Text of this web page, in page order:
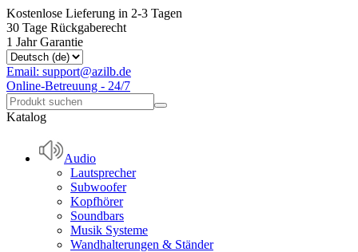
Kostenlose Lieferung in 2-3 Tagen
30 Tage Rückgaberecht
1 Jahr Garantie
Email: support@azilb.de
Online-Betreuung - 24/7
Katalog
Audio
Lautsprecher
Subwoofer
Kopfhörer
Soundbars
Musik Systeme
Wandhalterungen & Ständer